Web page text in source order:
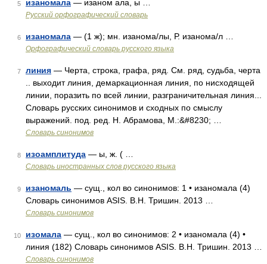
5 изаномала — изаном ала, ы …
Русский орфографический словарь
6 изаномала — (1 ж); мн. изанома/лы, Р. изанома/л …
Орфографический словарь русского языка
7 линия — Черта, строка, графа, ряд. См. ряд, судьба, черта
.. выходит линия, демаркационная линия, по нисходящей
линии, поразить по всей линии, разграничительная линия...
Словарь русских синонимов и сходных по смыслу
выражений. под. ред. Н. Абрамова, М.:&#8230; …
Словарь синонимов
8 изоамплитуда — ы, ж. ( …
Словарь иностранных слов русского языка
9 изаномаль — сущ., кол во синонимов: 1 • изаномала (4)
Словарь синонимов ASIS. В.Н. Тришин. 2013 …
Словарь синонимов
10 изомала — сущ., кол во синонимов: 2 • изаномала (4) •
линия (182) Словарь синонимов ASIS. В.Н. Тришин. 2013 …
Словарь синонимов